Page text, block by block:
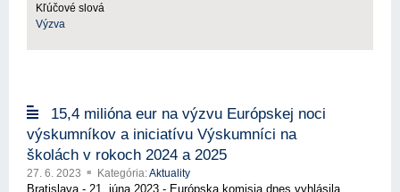
Kľúčové slová
Výzva
15,4 milióna eur na výzvu Európskej noci
výskumníkov a iniciatívu Výskumníci na
školách v rokoch 2024 a 2025
27. 6. 2023 Kategória:Aktuality
Bratislava - 21. júna 2023 - Európska komisia dnes vyhlásila